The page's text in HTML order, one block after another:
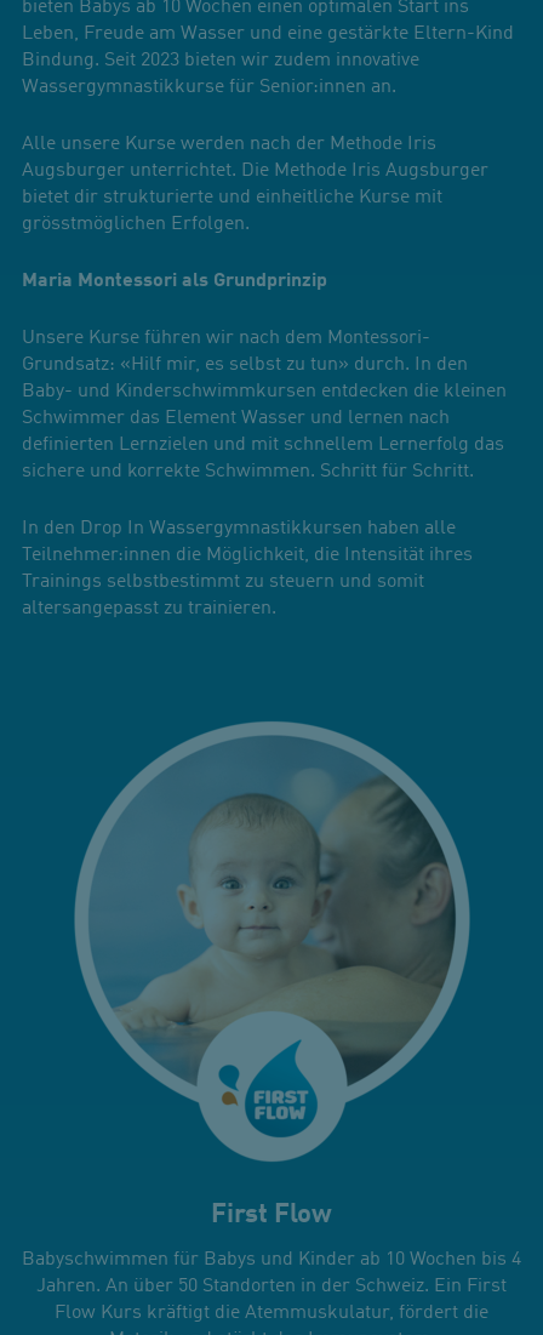
bieten Babys ab 10 Wochen einen optimalen Start ins
Leben, Freude am Wasser und eine gestärkte Eltern-Kind
Bindung. Seit 2023 bieten wir zudem innovative
Wassergymnastikkurse für Senior:innen an.
Alle unsere Kurse werden nach der Methode Iris
Augsburger unterrichtet. Die Methode Iris Augsburger
bietet dir strukturierte und einheitliche Kurse mit
grösstmöglichen Erfolgen.
Maria Montessori als Grundprinzip
Unsere Kurse führen wir nach dem Montessori-
Grundsatz: «Hilf mir, es selbst zu tun» durch. In den
Baby- und Kinderschwimmkursen entdecken die kleinen
Schwimmer das Element Wasser und lernen nach
definierten Lernzielen und mit schnellem Lernerfolg das
sichere und korrekte Schwimmen. Schritt für Schritt.
In den Drop In Wassergymnastikkursen haben alle
Teilnehmer:innen die Möglichkeit, die Intensität ihres
Trainings selbstbestimmt zu steuern und somit
altersangepasst zu trainieren.
First Flow
Babyschwimmen für Babys und Kinder ab 10 Wochen bis 4
Jahren. An über 50 Standorten in der Schweiz. Ein First
Flow Kurs kräftigt die Atemmuskulatur, fördert die